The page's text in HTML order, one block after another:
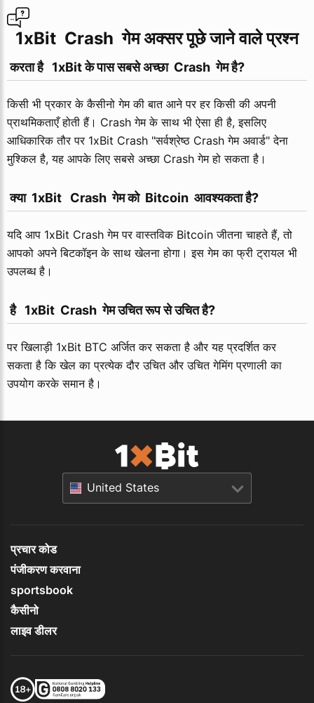
  1xBit  Crash  गेम अक्सर पूछे जाने वाले प्रश्न
करता है   1xBit के पास सबसे अच्छा  Crash  गेम है?
किसी भी प्रकार के कैसीनो गेम की बात आने पर हर किसी की अपनी
प्राथमिकताएँ होती हैं। Crash गेम के साथ भी ऐसा ही है, इसलिए
आधिकारिक तौर पर 1xBit Crash "सर्वश्रेष्ठ Crash गेम अवार्ड" देना
मुश्किल है, यह आपके लिए सबसे अच्छा Crash गेम हो सकता है।
क्या  1xBit   Crash  गेम को  Bitcoin  आवश्यकता है?
यदि आप 1xBit Crash गेम पर वास्तविक Bitcoin जीतना चाहते हैं, तो
आपको अपने बिटकॉइन के साथ खेलना होगा। इस गेम का फ्री ट्रायल भी
उपलब्ध है।
है   1xBit  Crash  गेम उचित रूप से उचित है?
पर खिलाड़ी 1xBit BTC अर्जित कर सकता है और यह प्रदर्शित कर
सकता है कि खेल का प्रत्येक दौर उचित औरउचितगेमिंग प्रणाली का
उपयोग करके समान है।
United States
प्रचार कोड
पंजीकरण करवाना
sportsbook
कैसीनो
लाइव डीलर